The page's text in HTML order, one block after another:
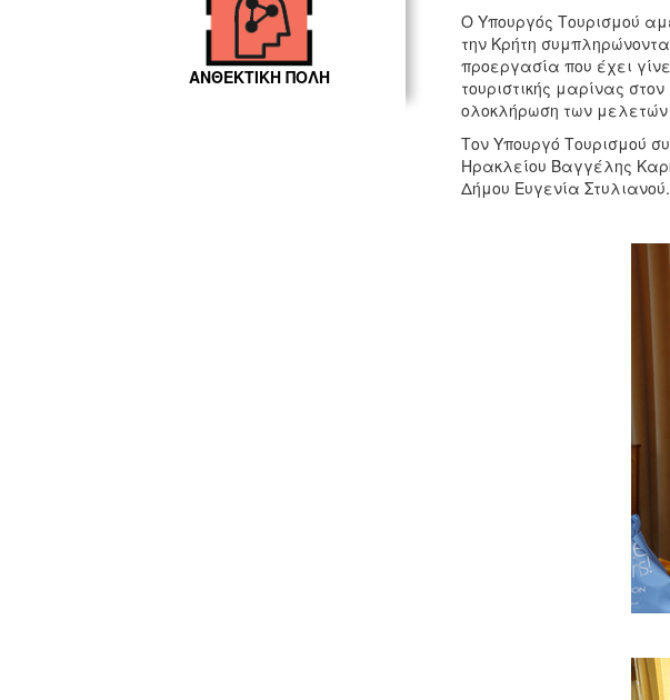
ΑΝΘΕΚΤΙΚΗ ΠΟΛΗ
Ο Υπουργός Τουρισμού
την Κρήτη
προεργασία που έχει
τουριστικής μαρίνας
ολοκλήρωση των μελετών
Τον Υπουργό Τουρισμού
Ηρακλείου Βαγγέλης
Δήμου Ευγενία Στυλιανού.